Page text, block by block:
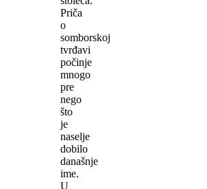
Priča
o
somborskoj
tvrđavi
počinje
mnogo
pre
nego
što
je
naselje
dobilo
današnje
ime.
U